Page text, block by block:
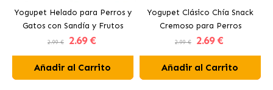
Yogupet Helado para Perros y
Gatos con Sandía y Frutos
Rojos
2.99 € 2.69 €
Añadir al Carrito
Yogupet Clásico Chía Snack
Cremoso para Perros
2.99 € 2.69 €
Añadir al Carrito